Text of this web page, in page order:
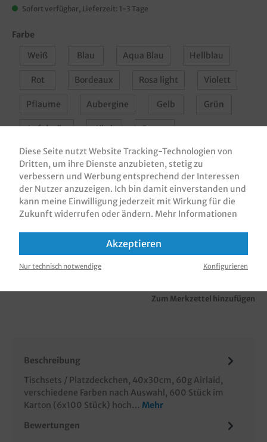
Sofort verfügbar, Lieferzeit: 1-3 Tage
Farbe
Weiß
Blau Aqua Blau Hellblau
Rot Bordeaux Rosa light Violett
Pflaume Aubergine Gelb Grün
Apfelgrün Kiwi Creme
Champagner Apricot Braun Grau
Terracotta Curry Schwarz
In den Warenkorb
Zum Merkzettel hinzufügen
Beschreibung
Tischsets / Platzdeckchen, 40x30cm, 60g Airlaid,
verschiedene Farben nach Auswahl, 600 Stück im
Karton (6x100 Stück) hoch… Mehr
Bewertungen
Diese Seite nutzt Website Tracking-Technologien von
Dritten, um ihre Dienste anzubieten, stetig zu
verbessern und Werbung entsprechend der Interessen
der Nutzer anzuzeigen. Ich bin damit einverstanden und
kann meine Einwilligung jederzeit mit Wirkung für die
Zukunft widerrufen oder ändern. Mehr Informationen
Akzeptieren
Nur technisch notwendige Konfigurieren